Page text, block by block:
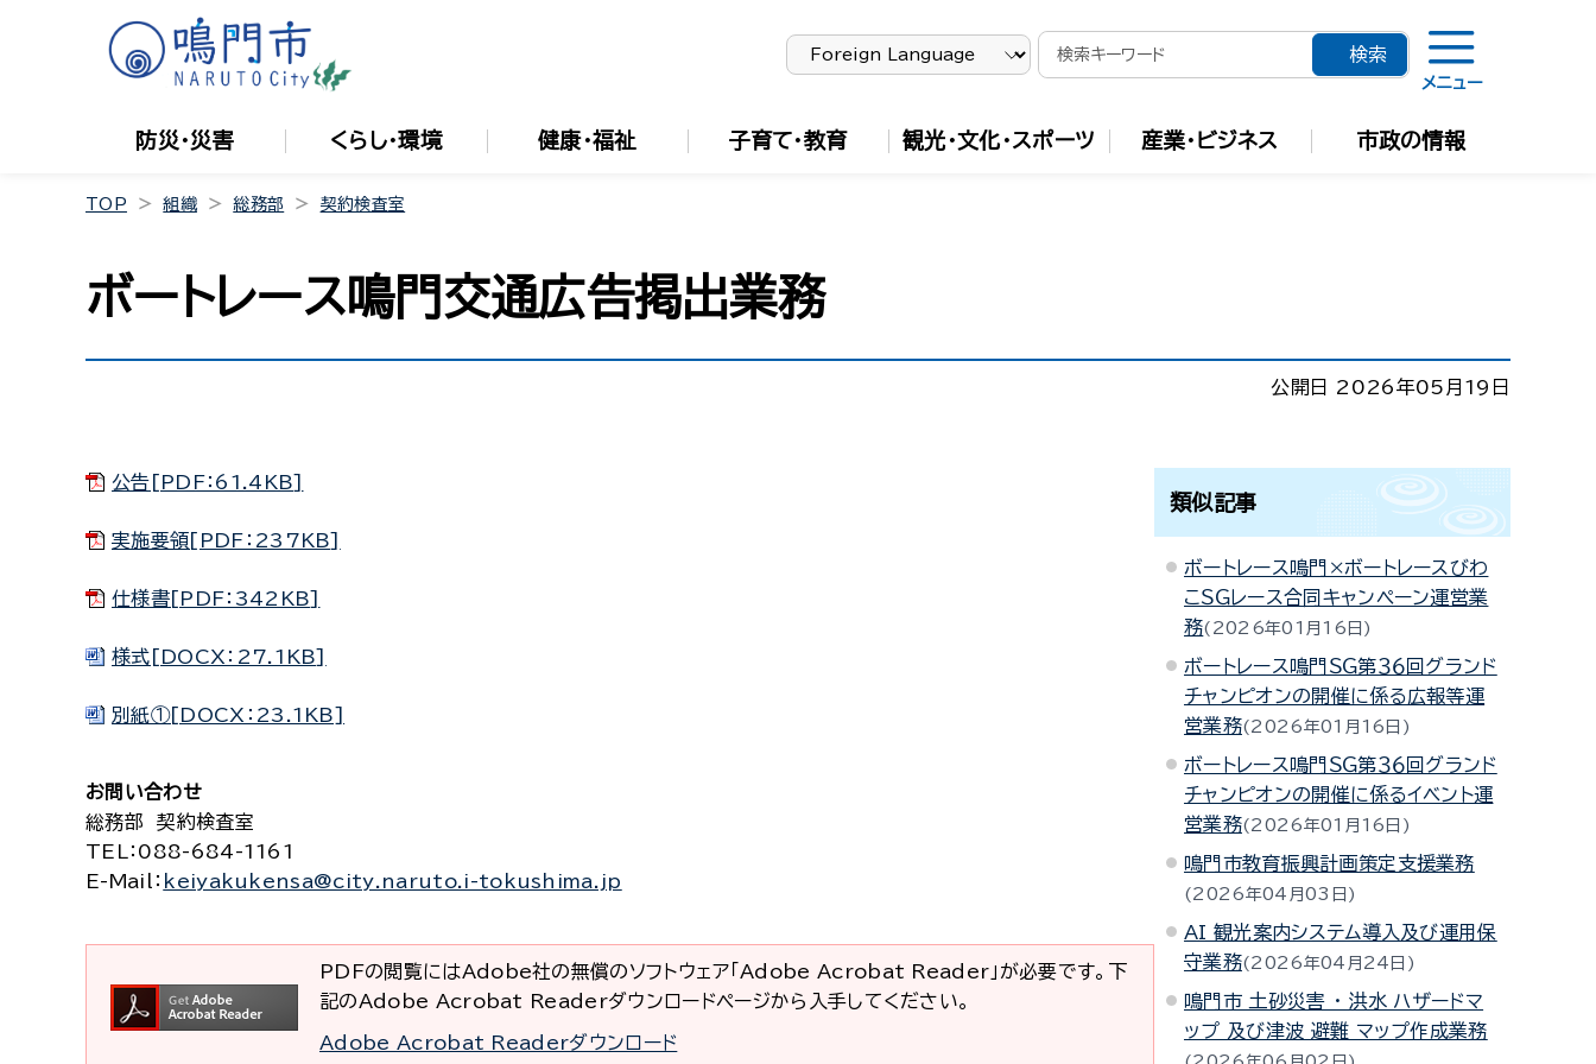
メニュー
防災・災害 くらし・環境 健康・福祉 子育て・教育 観光・文化・スポーツ 産業・ビジネス 市政の情報
TOP 組織 総務部 契約検査室
ボートレース鳴門交通広告掲出業務
公開日 2026年05月19日
公告[PDF：61.4KB]
実施要領[PDF：237KB]
仕様書[PDF：342KB]
様式[DOCX：27.1KB]
別紙①[DOCX：23.1KB]
お問い合わせ
総務部 契約検査室
TEL
：088-684-1161
E-Mail
： keiyakukensa@city.naruto.i-tokushima.jp
PDFの閲覧にはAdobe社の無償のソフトウェア「Adobe Acrobat Reader」が必要です。下
記のAdobe Acrobat Readerダウンロードページから入手してください。
Adobe Acrobat Readerダウンロード
類似記事
ボートレース鳴門×ボートレースびわ
こＳＧレース合同キャンペーン運営業
務
2026年01月16日
ボートレース鳴門ＳＧ第３６回グランド
チャンピオンの開催に係る広報等運
営業務 2026年01月16日
ボートレース鳴門ＳＧ第３６回グランド
チャンピオンの開催に係るイベント運
営業務 2026年01月16日
鳴門市教育振興計画策定支援業務
2026年04月03日
AI 観光案内システム導入及び運用保
守業務 2026年04月24日
鳴門市 土砂災害 ・ 洪水 ハザードマ
ップ 及び津波 避難 マップ作成業務